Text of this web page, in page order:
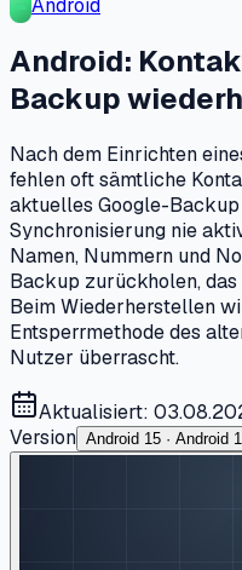
Android
Android:
Backup
Nach dem Einrichten
fehlen oft sämtliche
aktuelles Google-
Synchronisierung nie
Namen, Nummern und
Backup zurückholen,
Beim Wiederherstellen
Entsperrmethode des
Nutzer überrascht.
Aktualisiert:
Version Android 15 · Android